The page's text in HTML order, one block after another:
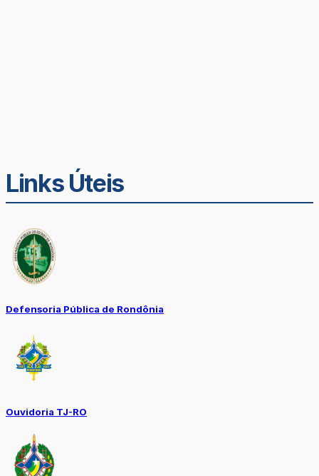
Links Úteis
Defensoria Pública de Rondônia
Ouvidoria TJ-RO